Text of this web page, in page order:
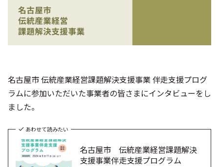
名古屋市 伝統産業経営課題解決支援事業 伴走支援プログ
ラムに参加いただいた事業者の皆さまにインタビューをし
ました。
あわせて読みたい
名古屋市 伝統産業経営課題解決
支援事業伴走支援プログラム